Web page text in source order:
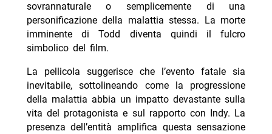
sovrannaturale o semplicemente di una
personificazione della malattia stessa. La morte
imminente di Todd diventa quindi il fulcro
simbolico del film.
La pellicola suggerisce che l’evento fatale sia
inevitabile, sottolineando come la progressione
della malattia abbia un impatto devastante sulla
vita del protagonista e sul rapporto con Indy. La
presenza dell’entità amplifica questa sensazione